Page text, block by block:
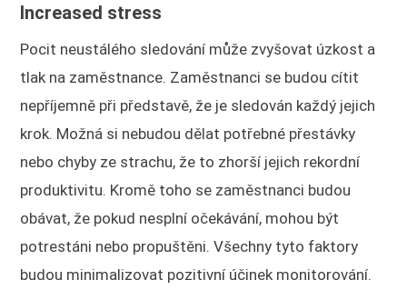
Increased stress
Pocit neustálého sledování může zvyšovat úzkost a
tlak na zaměstnance. Zaměstnanci se budou cítit
nepříjemně při představě, že je sledován každý jejich
krok. Možná si nebudou dělat potřebné přestávky
nebo chyby ze strachu, že to zhorší jejich rekordní
produktivitu. Kromě toho se zaměstnanci budou
obávat, že pokud nesplní očekávání, mohou být
potrestáni nebo propuštěni. Všechny tyto faktory
budou minimalizovat pozitivní účinek monitorování.